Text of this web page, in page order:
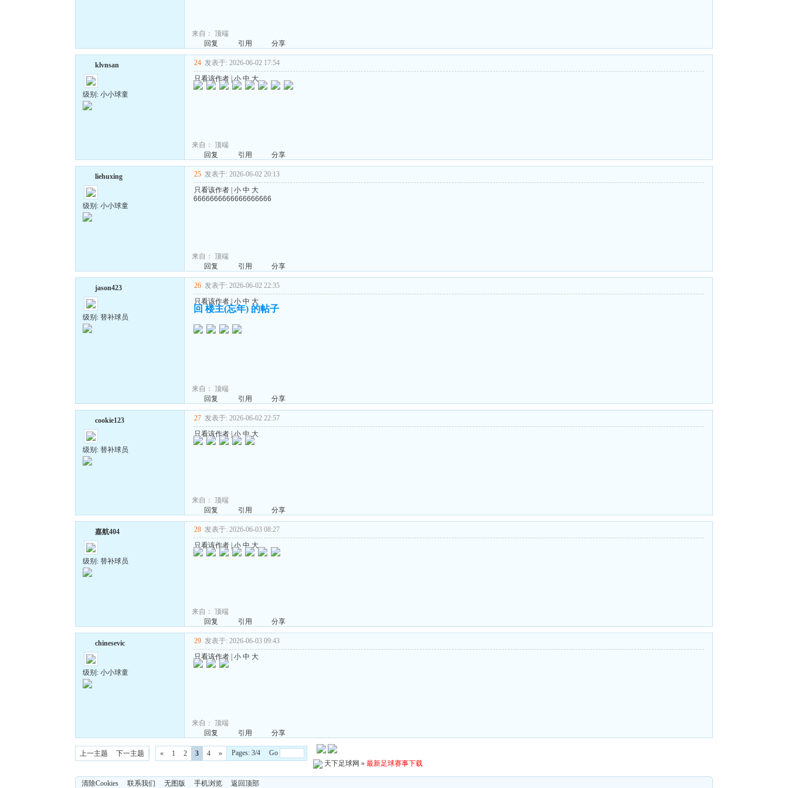
来自： 顶端
回复
引用 分享
klvnsan
级别: 小小球童
24 发表于: 2026-06-02 17:54
只看该作者|小 中 大
来自： 顶端
回复
引用 分享
liehuxing
级别: 小小球童
25 发表于: 2026-06-02 20:13
只看该作者| 小 中 大
6666666666666666666
来自： 顶端
回复
引用 分享
jason423
级别: 替补球员
26 发表于: 2026-06-02 22:35
只看该作者| 小 中 大
回 楼主(忘年) 的帖子
来自： 顶端
回复
引用 分享
cookie123
级别: 替补球员
27 发表于: 2026-06-02 22:57
只看该作者|小 中 大
来自： 顶端
回复
引用 分享
嘉航404
级别: 替补球员
28 发表于: 2026-06-03 08:27
只看该作者|小 中 大
来自： 顶端
回复
引用 分享
chinesevic
级别: 小小球童
29 发表于: 2026-06-03 09:43
只看该作者| 小 中 大
来自： 顶端
回复
引用 分享
上一主题 下一主题 « 1 2 3 4 »
Pages: 3/4 Go
天下足球网 » 最新足球赛事下载
清除Cookies 联系我们 无图版 手机浏览 返回顶部